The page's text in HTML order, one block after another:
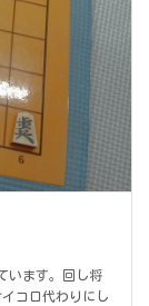
います。回し将
コロ代わりにし